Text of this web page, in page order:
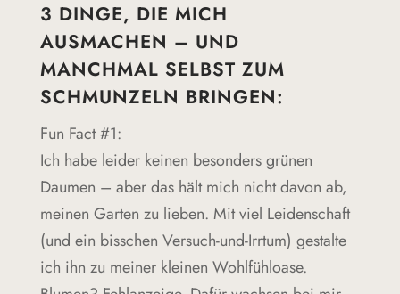
3 DINGE, DIE MICH
AUSMACHEN – UND
MANCHMAL SELBST ZUM
SCHMUNZELN BRINGEN:
Fun Fact #1:
Ich habe leider keinen besonders grünen
Daumen – aber das hält mich nicht davon ab,
meinen Garten zu lieben. Mit viel Leidenschaft
(und ein bisschen Versuch-und-Irrtum) gestalte
ich ihn zu meiner kleinen Wohlfühloase.